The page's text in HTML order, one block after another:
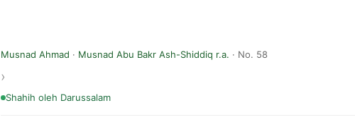
Musnad Ahmad · Musnad Abu Bakr Ash-Shiddiq r.a. · No. 58
Shahih oleh Darussalam